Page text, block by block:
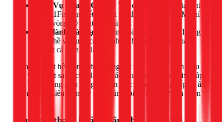
Phục Vụ Nhanh Chóng: Với đội thợ túc trực tại nhiều
quận, 1Fix cam kết có mặt tại nhà bạn ở TPHCM chỉ
trong vòng 30 phút sau khi gọi.
Bảo Hành Dài Hạn:
Chúng tôi tự tin vào chất lượng
tay nghề và cung cấp chính sách bảo hành 12 tháng
cho tất cả dịch vụ lắp đặt.
Đừng để một hệ thống chiếu sáng đắt tiền trở nên kém hiệu
quả vì lắp đặt sai cách. Hãy để các chuyên gia của 1Fix giúp
bạn biến không gian sống và làm việc trở nên đẳng cấp và ấn
tượng hơn. Liên hệ ngay với chúng tôi để được tư vấn miễn